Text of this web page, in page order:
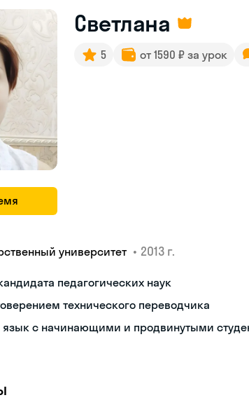
Светлана
5 от 1590 ₽ за урок
университет • 2013 г.
педагогических наук
технического переводчика
язык с начинающими и продвинутыми